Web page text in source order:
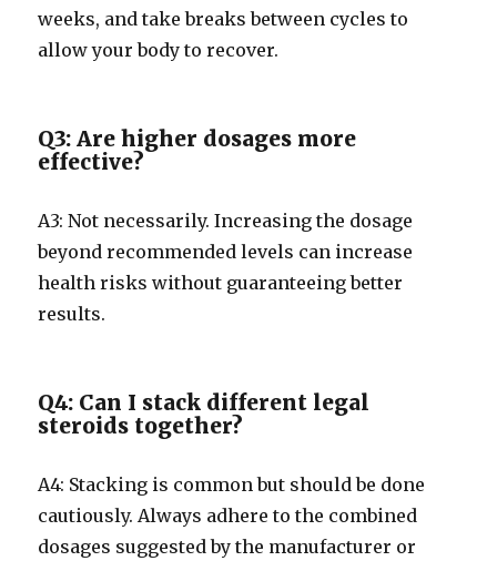
weeks, and take breaks between cycles to
allow your body to recover.
Q3: Are higher dosages more
effective?
A3: Not necessarily. Increasing the dosage
beyond recommended levels can increase
health risks without guaranteeing better
results.
Q4: Can I stack different legal
steroids together?
A4: Stacking is common but should be done
cautiously. Always adhere to the combined
dosages suggested by the manufacturer or